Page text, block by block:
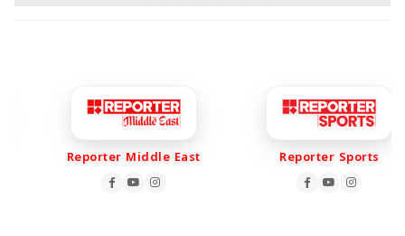
Reporter Middle East Reporter Sports